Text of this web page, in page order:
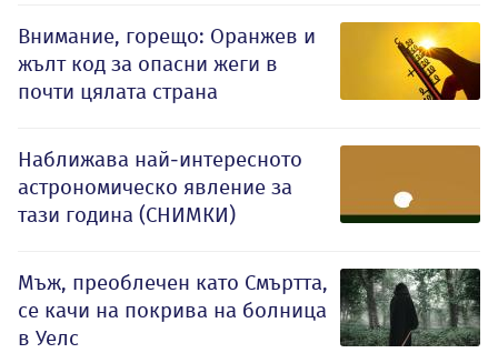
Внимание, горещо: Оранжев и
жълт код за опасни жеги в
почти цялата страна
Наближава най-интересното
астрономическо явление за
тази година (СНИМКИ)
Мъж, преоблечен като Смъртта,
се качи на покрива на болница
в Уелс